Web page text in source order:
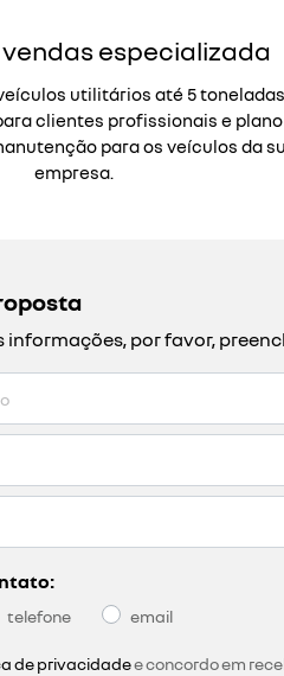
especializada
utilitários até 5
clientes profissionais e plano
para os veículos da
empresa.
informações, por favor,
telefone email
de privacidadee concordo em